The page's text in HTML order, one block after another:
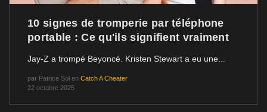
10 signes de tromperie par téléphone
portable : Ce qu'ils signifient vraiment
Jay-Z a trompé Beyoncé. Kristen Stewart a eu une...
par Patrice Sol en Catch A Cheater
22 octobre 2025